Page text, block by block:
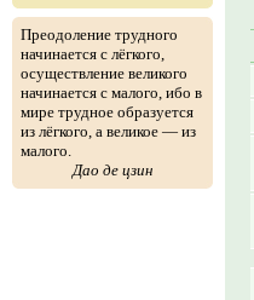
Преодоление трудного
начинается с лёгкого,
осуществление великого
начинается с малого, ибо в
мире трудное образуется
из лёгкого, а великое — из
малого.
Дао де цзин